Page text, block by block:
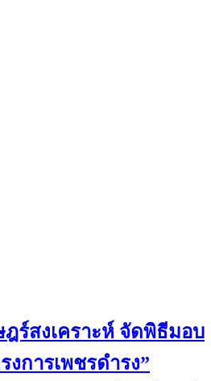
ฎร์สงเคราะห์ จัดพิธีมอบ
การเพชรดำรง”